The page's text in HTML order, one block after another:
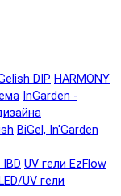
DIP HARMONY
InGarden -
BiGel, In'Garden
IBD UV гели EzFlow
LED/UV гели